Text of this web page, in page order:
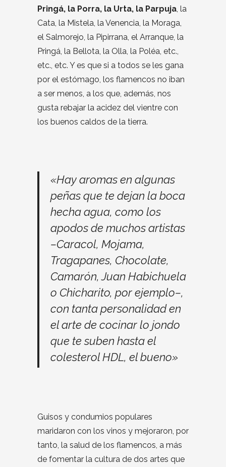
Pringá, la Porra, la Urta, la Parpuja , la
Cata, la Mistela, la Venencia, la Moraga,
el Salmorejo, la Pipirrana, el Arranque, la
Pringá, la Bellota, la Olla, la Poléa, etc.,
etc., etc. Y es que si a todos se les gana
por el estómago, los flamencos no iban
a ser menos, a los que, además, nos
gusta rebajar la acidez del vientre con
los buenos caldos de la tierra.
«Hay aromas en algunas
peñas que te dejan la boca
hecha agua, como los
apodos de muchos artistas
–Caracol, Mojama,
Tragapanes, Chocolate,
Camarón, Juan Habichuela
o Chicharito, por ejemplo–,
con tanta personalidad en
el arte de cocinar lo jondo
que te suben hasta el
colesterol HDL, el bueno»
Guisos y condumios populares
maridaron con los vinos y mejoraron, por
tanto, la salud de los flamencos, a más
de fomentar la cultura de dos artes que